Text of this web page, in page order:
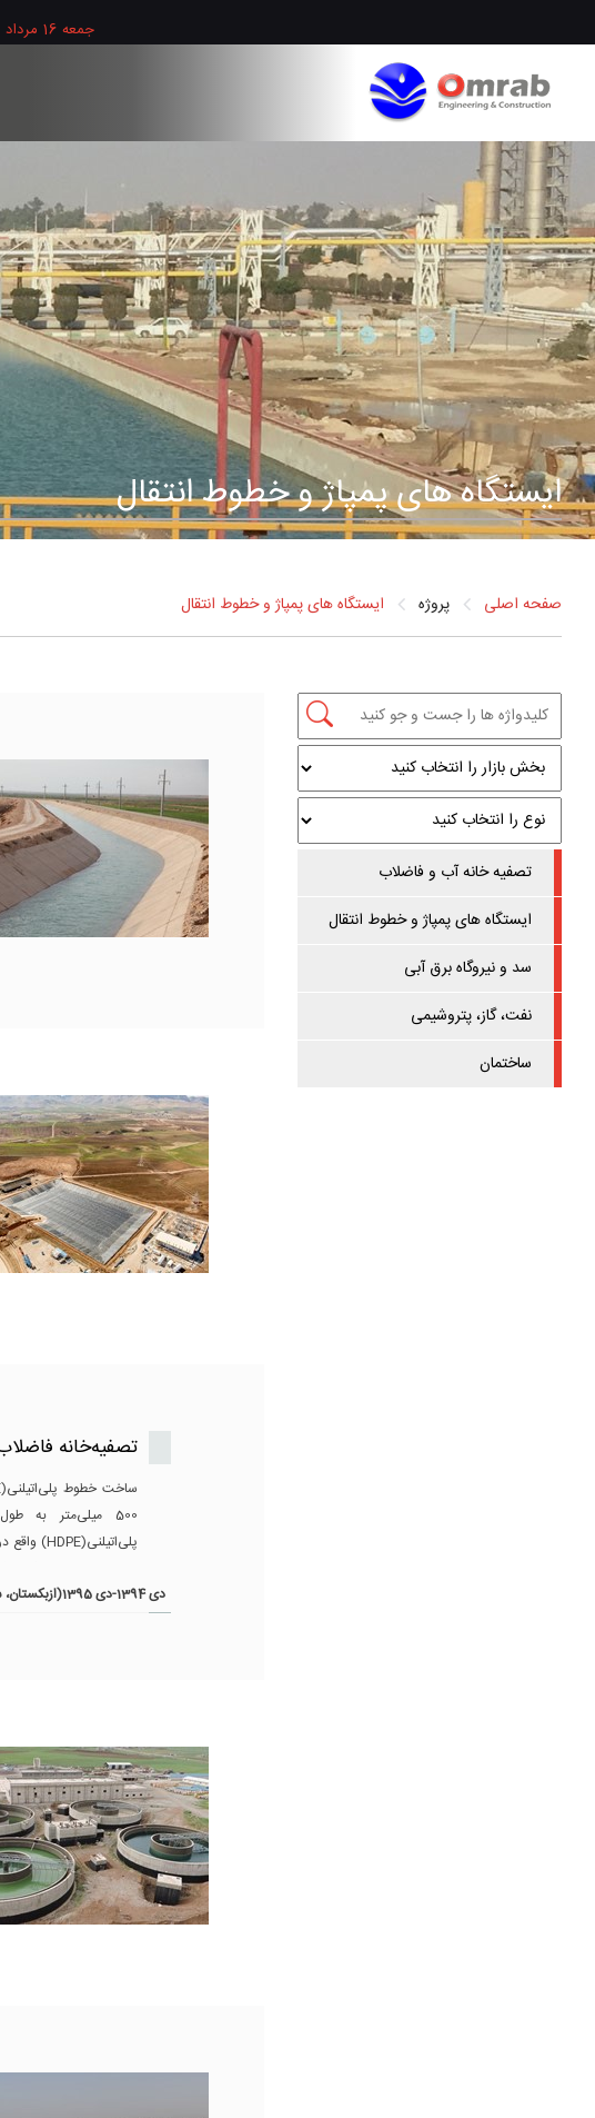
جمعه 16 مرداد
ایستگاه های پمپاژ و خطوط انتقال
صفحه اصلی پروژه ایستگاه های پمپاژ و خطوط انتقال
تصفیه خانه آب و فاضلاب
ایستگاه های پمپاژ و خطوط انتقال
سد و نیروگاه برق آبی
نفت، گاز، پتروشیمی
ساختمان
تصفیه‌خانه
دی 1394-دی 1395(ازبکستان، سمرقند)